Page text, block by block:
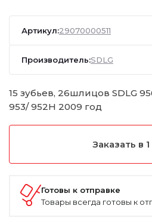
Артикул:29070000511
Производитель:SDLG
15 зубьев, 26шлицов SDLG
953/ 952H 2009 год
Заказать в
Готовы к отправке
Товары всегда готовы к